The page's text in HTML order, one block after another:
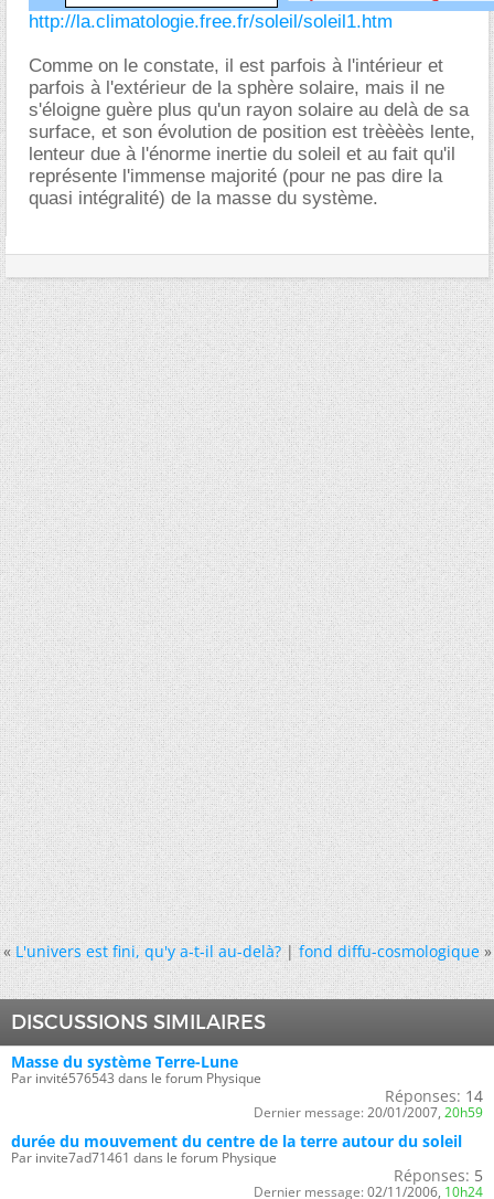
http://la.climatologie.free.fr/soleil/soleil1.htm
Comme on le constate, il est parfois à l'intérieur et
parfois à l'extérieur de la sphère solaire, mais il ne
s'éloigne guère plus qu'un rayon solaire au delà de sa
surface, et son évolution de position est trèèèès lente,
lenteur due à l'énorme inertie du soleil et au fait qu'il
représente l'immense majorité (pour ne pas dire la
quasi intégralité) de la masse du système.
« L'univers est fini, qu'y a-t-il au-delà?|fond diffu-cosmologique »
DISCUSSIONS SIMILAIRES
Masse du système Terre-Lune
Par invité576543 dans le forum Physique
Réponses: 14
Dernier message: 20/01/2007, 20h59
durée du mouvement du centre de la terre autour du soleil
Par invite7ad71461 dans le forum Physique
Réponses: 5
Dernier message: 02/11/2006, 10h24